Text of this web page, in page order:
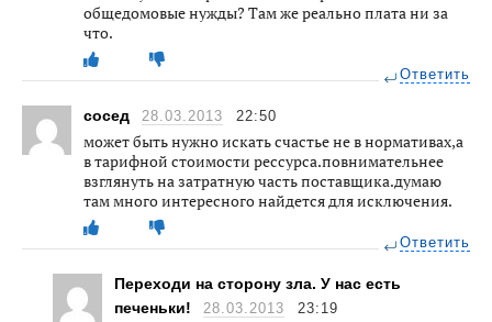
общедомовые нужды? Там же реально плата ни за
что.
Ответить
сосед 28.03.2013 22:50
может быть нужно искать счастье не в нормативах,а
в тарифной стоимости рессурса.повнимательнее
взглянуть на затратную часть поставщика.думаю
там много интересного найдется для исключения.
Ответить
Переходи на сторону зла. У нас есть
печеньки!
28.03.2013 23:19